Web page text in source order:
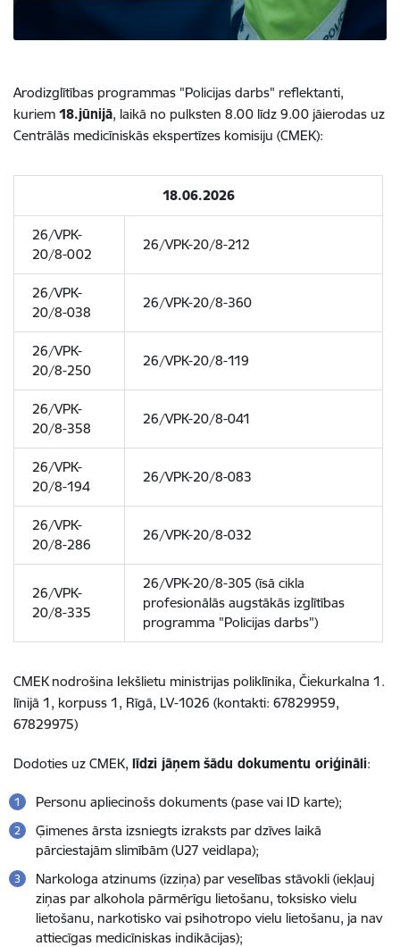
Arodizglītības programmas "Policijas darbs" reflektanti,
kuriem 18.jūnijā, laikā no pulksten 8.00 līdz 9.00 jāierodas uz
Centrālās medicīniskās ekspertīzes komisiju (CMEK):
18.06.2026
26/VPK-
20/8-002
26/VPK-20/8-212
26/VPK-
20/8-038
26/VPK-20/8-360
26/VPK-
20/8-250
26/VPK-20/8-119
26/VPK-
20/8-358
26/VPK-20/8-041
26/VPK-
20/8-194
26/VPK-20/8-083
26/VPK-
20/8-286
26/VPK-20/8-032
26/VPK-
20/8-335
26/VPK-20/8-305 (īsā cikla
profesionālās augstākās izglītības
programma "Policijas darbs")
CMEK nodrošina Iekšlietu ministrijas poliklīnika, Čiekurkalna 1.
līnijā 1, korpuss 1, Rīgā, LV-1026 (kontakti: 67829959,
67829975)
Dodoties uz CMEK, līdzi jāņem šādu dokumentu oriģināli:
Personu apliecinošs dokuments (pase vai ID karte);
Ģimenes ārsta izsniegts izraksts par dzīves laikā
pārciestajām slimībām (U27 veidlapa);
Narkologa atzinums (izziņa) par veselības stāvokli (iekļauj
ziņas par alkohola pārmērīgu lietošanu, toksisko vielu
lietošanu, narkotisko vai psihotropo vielu lietošanu, ja nav
attiecīgas medicīniskas indikācijas);